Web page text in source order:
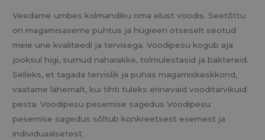
Veedame umbes kolmandiku oma elust voodis. Seetõttu
on magamisaseme puhtus ja hügieen otseselt seotud
meie une kvaliteedi ja tervisega. Voodipesu kogub aja
jooksul higi, surnud naharakke, tolmulestasid ja baktereid.
Selleks, et tagada tervislik ja puhas magamiskeskkond,
vaatame lähemalt, kui tihti tuleks erinevaid vooditarvikuid
pesta. Voodipesu pesemise sagedus Voodipesu
pesemise sagedus sõltub konkreetsest esemest ja
individuaalsetest